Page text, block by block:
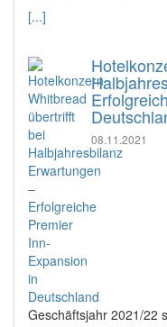
[...]
08.11.2021
Geschäftsjahr 2021/22